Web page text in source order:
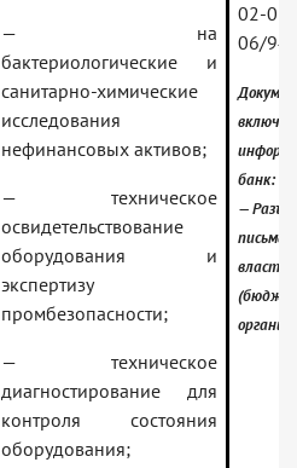
— на
бактериологические и
санитарно-химические
исследования
нефинансовых активов;
— техническое
освидетельствование
оборудования и
экспертизу
промбезопасности;
— техническое
диагностирование для
контроля состояния
оборудования;
02-01-
06/
включен
банк:
—
письма
власти